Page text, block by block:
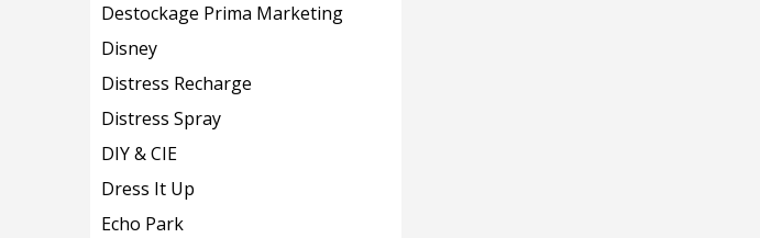
Destockage Prima Marketing
Disney
Distress Recharge
Distress Spray
DIY & CIE
Dress It Up
Echo Park